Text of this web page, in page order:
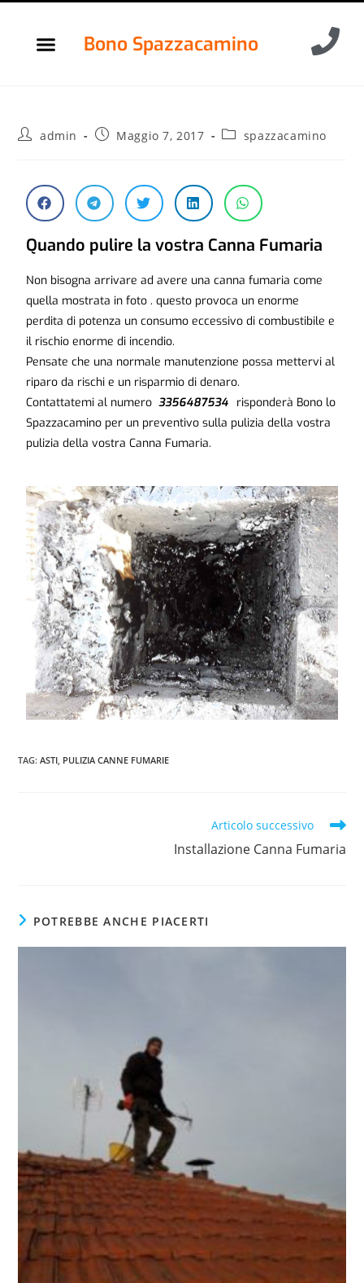
Bono Spazzacamino
admin Maggio 7, 2017 spazzacamino
Quando pulire la vostra Canna Fumaria
Non bisogna arrivare ad avere una canna fumaria come
quella mostrata in foto . questo provoca un enorme
perdita di potenza un consumo eccessivo di combustibile e
il rischio enorme di incendio.
Pensate che una normale manutenzione possa mettervi al
riparo da rischi e un risparmio di denaro.
Contattatemi al numero3356487534 risponderà Bono lo
Spazzacamino per un preventivo sulla pulizia della vostra
pulizia della vostra Canna Fumaria.
TAG:ASTI, PULIZIA CANNE FUMARIE
Articolo successivo
Installazione Canna Fumaria
POTREBBE ANCHE PIACERTI